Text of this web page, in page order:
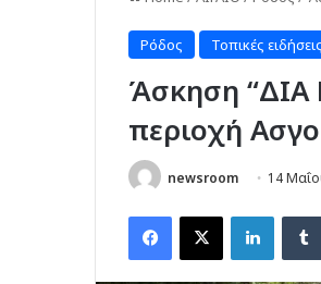
Ρόδος Τοπικές ειδήσεις
Άσκηση “ΔΙΑ
περιοχή
newsroom 14
Facebook
X